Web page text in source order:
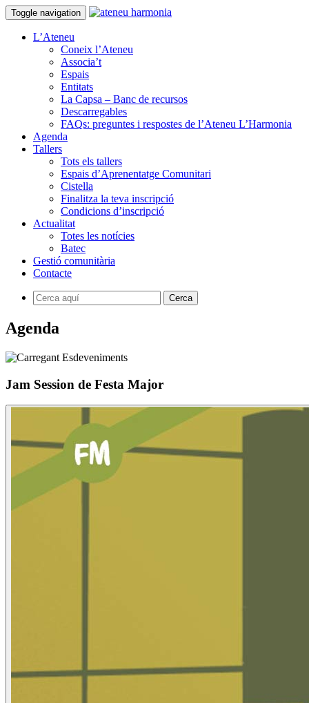
Toggle navigation
L’Ateneu
Coneix l’Ateneu
Associa’t
Espais
Entitats
La Capsa – Banc de recursos
Descarregables
FAQs: preguntes i respostes de l’Ateneu L’Harmonia
Agenda
Tallers
Tots els tallers
Espais d’Aprenentatge Comunitari
Cistella
Finalitza la teva inscripció
Condicions d’inscripció
Actualitat
Totes les notícies
Batec
Gestió comunitària
Contacte
Agenda
Jam Session de Festa Major